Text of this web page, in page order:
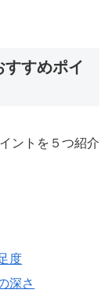
すめポイ
ントを５つ紹介
度
深さ